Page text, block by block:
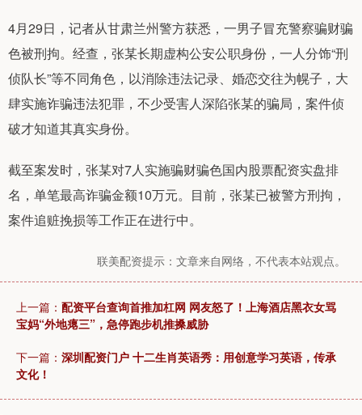
4月29日，记者从甘肃兰州警方获悉，一男子冒充警察骗财骗
色被刑拘。经查，张某长期虚构公安公职身份，一人分饰“刑
侦队长”等不同角色，以消除违法记录、婚恋交往为幌子，大
肆实施诈骗违法犯罪，不少受害人深陷张某的骗局，案件侦
破才知道其真实身份。
截至案发时，张某对7人实施骗财骗色国内股票配资实盘排
名，单笔最高诈骗金额10万元。目前，张某已被警方刑拘，
案件追赃挽损等工作正在进行中。
联美配资提示：文章来自网络，不代表本站观点。
上一篇： 配资平台查询首推加杠网 网友怒了！上海酒店黑衣女骂
宝妈“外地瘪三”，急停跑步机推搡威胁
下一篇： 深圳配资门户 十二生肖英语秀：用创意学习英语，传承
文化！